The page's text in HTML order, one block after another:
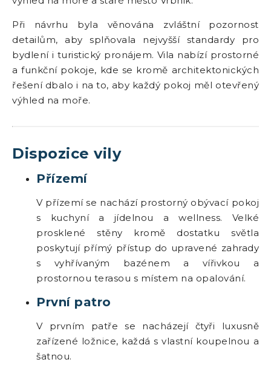
Při návrhu byla věnována zvláštní pozornost
detailům, aby splňovala nejvyšší standardy pro
bydlení i turistický pronájem. Vila nabízí prostorné
a funkční pokoje, kde se kromě architektonických
řešení dbalo i na to, aby každý pokoj měl otevřený
výhled na moře.
Dispozice vily
Přízemí
V přízemí se nachází prostorný obývací pokoj
s kuchyní a jídelnou a wellness. Velké
prosklené stěny kromě dostatku světla
poskytují přímý přístup do upravené zahrady
s vyhřívaným bazénem a vířivkou a
prostornou terasou s místem na opalování.
První patro
V prvním patře se nacházejí čtyři luxusně
zařízené ložnice, každá s vlastní koupelnou a
šatnou.